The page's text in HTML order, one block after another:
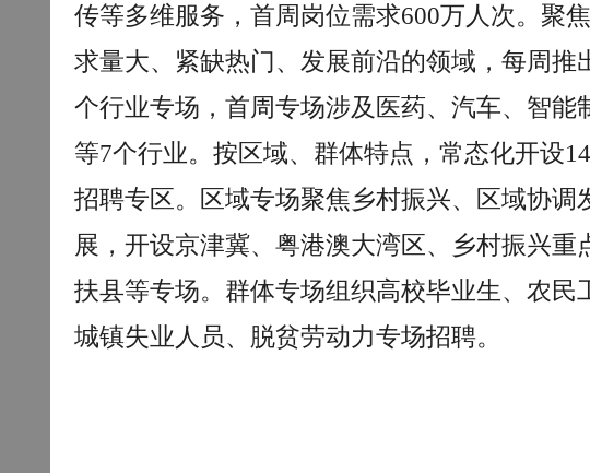
传等多维服务，首周岗位需求600万人次。聚
求量大、紧缺热门、发展前沿的领域，每周推
个行业专场，首周专场涉及医药、汽车、智能
等7个行业。按区域、群体特点，常态化开设
招聘专区。区域专场聚焦乡村振兴、区域协调
展，开设京津冀、粤港澳大湾区、乡村振兴重
扶县等专场。群体专场组织高校毕业生、农民
城镇失业人员、 脱贫劳动力专场招聘。